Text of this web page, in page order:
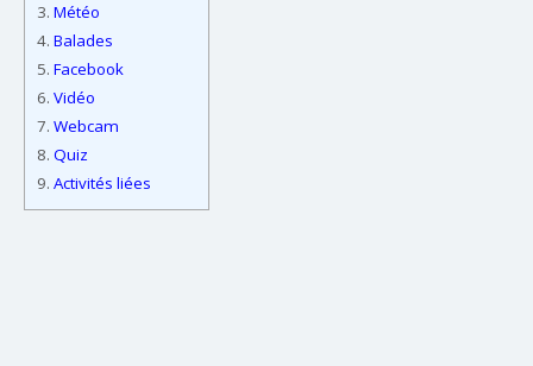
3. Météo
4. Balades
5. Facebook
6. Vidéo
7. Webcam
8. Quiz
9. Activités liées